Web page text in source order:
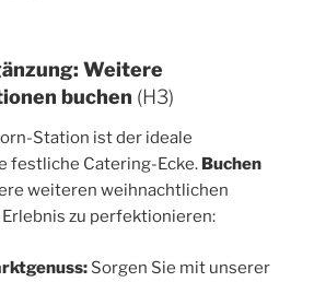
Weitere
buchen (H3)
Station ist der ideale
festliche Catering-Ecke. Buchen
weiteren weihnachtlichen
zu perfektionieren:
Sorgen Sie mit unserer